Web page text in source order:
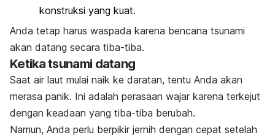
konstruksi yang kuat.
Anda tetap harus waspada karena bencana tsunami
akan datang secara tiba-tiba.
Ketika tsunami datang
Saat air laut mulai naik ke daratan, tentu Anda akan
merasa panik. Ini adalah perasaan wajar karena terkejut
dengan keadaan yang tiba-tiba berubah.
Namun, Anda perlu berpikir jernih dengan cepat setelah